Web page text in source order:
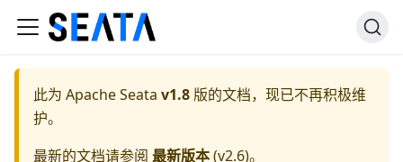
此为 Apache Seata v1.8 版的文档，现已不再积极维
护。
最新的文档请参阅 最新版本(v2.6)。